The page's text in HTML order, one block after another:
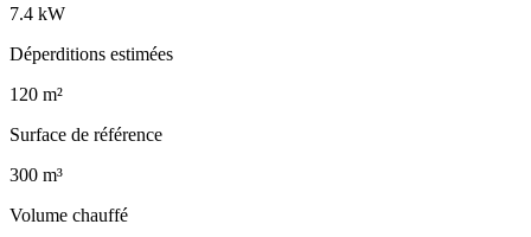
7.4 kW
Déperditions estimées
120 m²
Surface de référence
300 m³
Volume chauffé